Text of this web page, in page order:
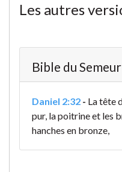
Les autres
Bible du Semeur
Daniel 2:32 - La tête
pur, la poitrine et les
hanches en bronze,